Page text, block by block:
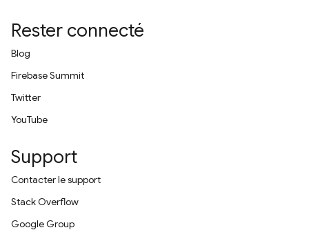
Rester connecté
Blog
Firebase Summit
Twitter
YouTube
Support
Contacter le support
Stack Overflow
Google Group